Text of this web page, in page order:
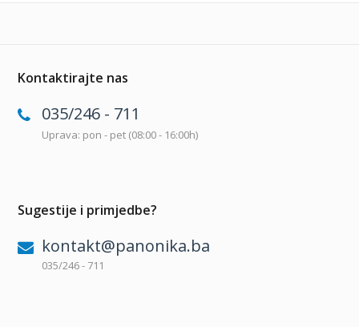
Kontaktirajte nas
035/246 - 711
Uprava: pon - pet (08:00 - 16:00h)
Sugestije i primjedbe?
kontakt@panonika.ba
035/246 - 711